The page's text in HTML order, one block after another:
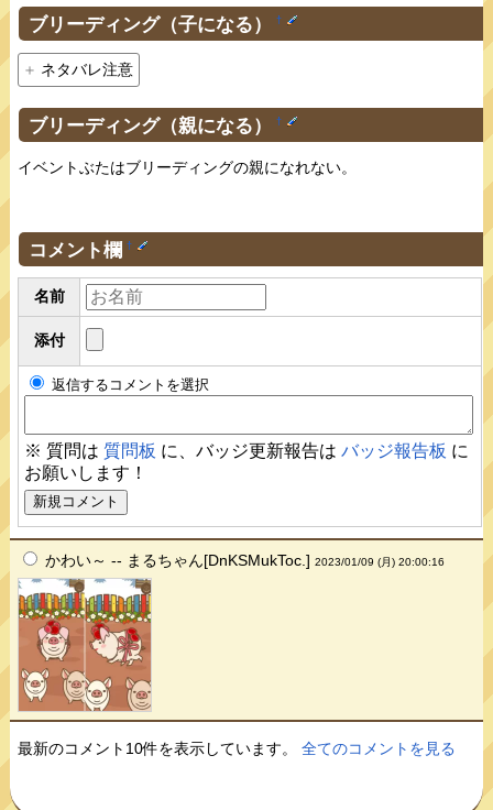
ブリーディング（子になる） †
ネタバレ注意
ブリーディング（親になる） †
イベントぶたはブリーディングの親になれない。
コメント欄 †
名前
添付
返信するコメントを選択
※ 質問は 質問板 に、バッジ更新報告はバッジ報告板 に
お願いします！
かわい～ -- まるちゃん[DnKSMukToc.]2023/01/09 (月) 20:00:16
最新のコメント10件を表示しています。全てのコメントを見る